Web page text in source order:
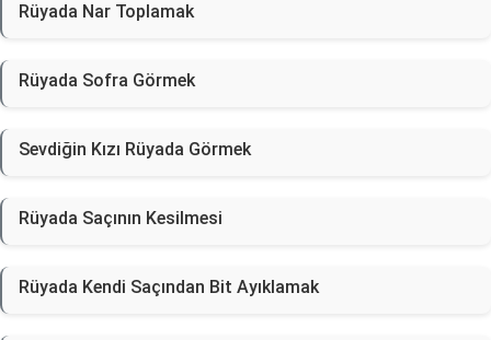
Rüyada Nar Toplamak
Rüyada Sofra Görmek
Sevdiğin Kızı Rüyada Görmek
Rüyada Saçının Kesilmesi
Rüyada Kendi Saçından Bit Ayıklamak